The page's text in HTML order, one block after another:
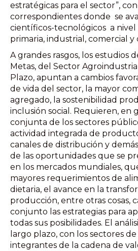
estratégicas para el sector”,
correspondientes donde se
científicos-tecnológicos a nivel
primaria, industrial, comercial y
A grandes rasgos, los estudios
Metas, del Sector
Plazo, apuntan a cambios
de vida del sector, la mayor
agregado, la sostenibilidad
inclusión social. Requieren, en
conjunta de los sectores
actividad integrada de
canales de distribución y
de las oportunidades que se
en los mercados mundiales,
mayores requerimientos de
dietaria, el avance en la
producción, entre otras cosas,
conjunto las estrategias para
todas sus posibilidades. El
largo plazo, con los sectores
integrantes de la cadena de